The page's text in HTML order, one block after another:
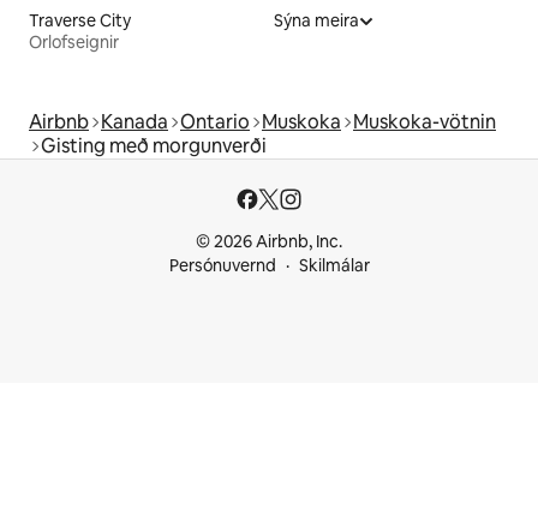
Traverse City
Orlofseignir
Sýna meira
Airbnb Kanada Ontario Muskoka Muskoka-vötnin
Gisting með morgunverði
© 2026 Airbnb, Inc.
Persónuvernd
Skilmálar